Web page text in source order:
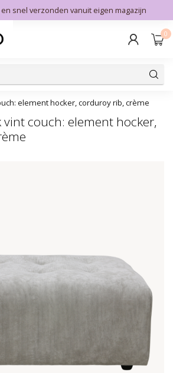
snel verzonden vanuit eigen magazijn
0
element hocker, corduroy rib, crème
vint couch: element hocker,